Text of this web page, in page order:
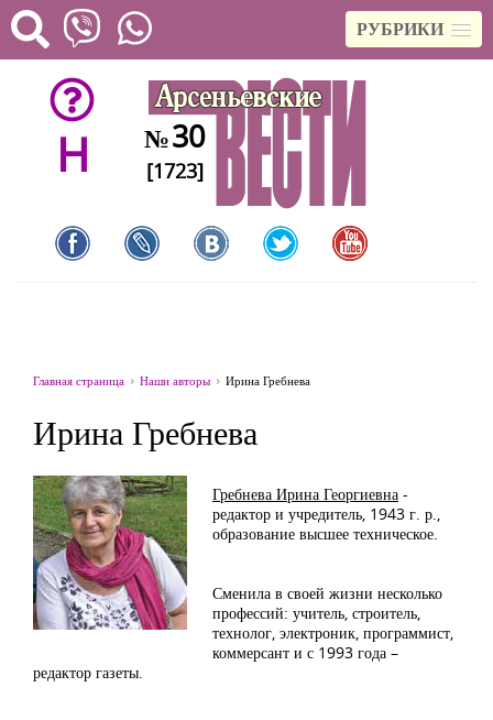
РУБРИКИ
H №30
[1723]
Главная страница Наши авторы Ирина Гребнева
Ирина Гребнева
Гребнева Ирина Георгиевна -
редактор и учредитель, 1943 г. р.,
образование высшее техническое.
Сменила в своей жизни несколько
профессий: учитель, строитель,
технолог, электроник, программист,
коммерсант и с 1993 года –
редактор газеты.